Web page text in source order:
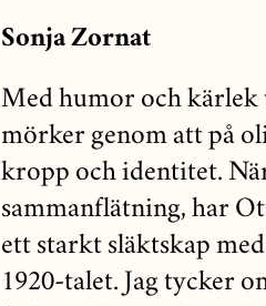
Sonja Zornat
Med humor och kärlek
mörker genom att på
kropp och identitet.
sammanflätning, har
ett starkt släktskap
1920-talet. Jag tycker